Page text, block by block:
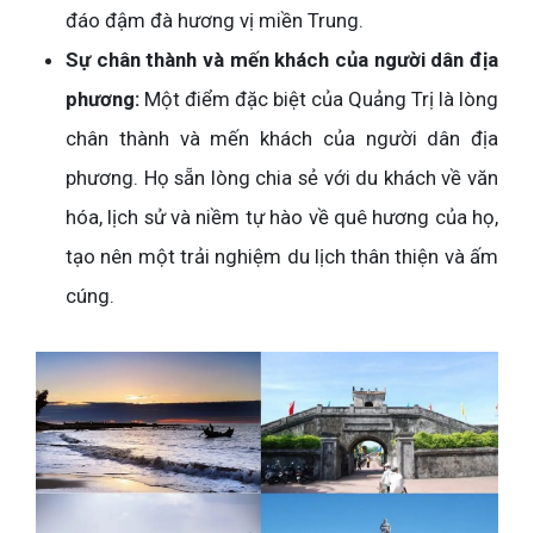
đáo đậm đà hương vị miền Trung.
Sự chân thành và mến khách của người dân địa
phương: Một điểm đặc biệt của Quảng Trị là lòng
chân thành và mến khách của người dân địa
phương. Họ sẵn lòng chia sẻ với du khách về văn
hóa, lịch sử và niềm tự hào về quê hương của họ,
tạo nên một trải nghiệm du lịch thân thiện và ấm
cúng.